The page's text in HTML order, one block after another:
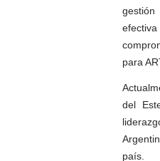
para
del
país.